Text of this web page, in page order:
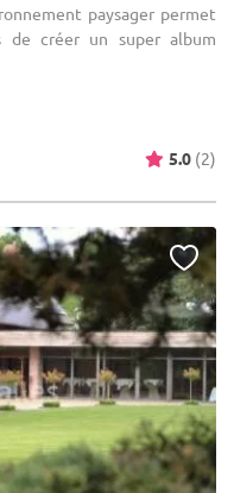
paysager permet
de créer un super album
5.0 (2)